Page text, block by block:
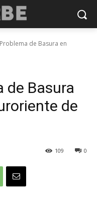
de Basura en
de Basura
de
0
109